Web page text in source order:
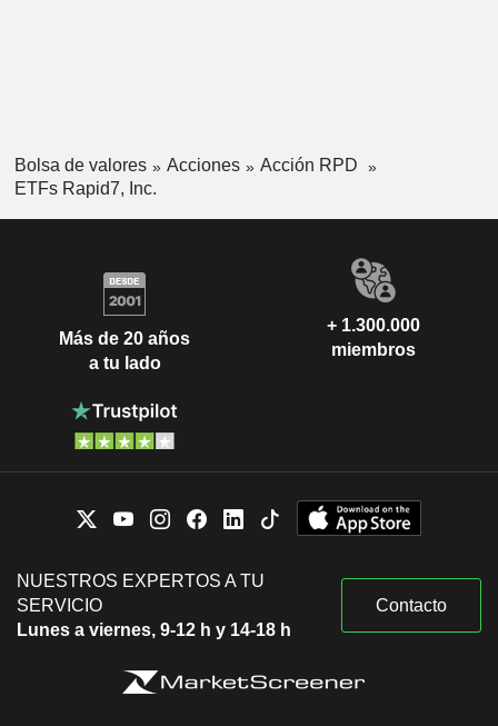
Bolsa de valores Acciones
Acción RPD
ETFs Rapid7, Inc.
Más de 20 años
a tu lado
+ 1.300.000
miembros
NUESTROS EXPERTOS A TU
SERVICIO
Lunes a viernes, 9-12 h y 14-18 h
Contacto